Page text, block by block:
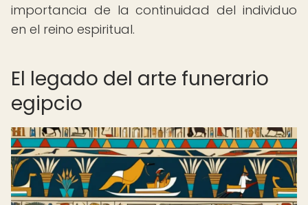
importancia de la continuidad del individuo
en el reino espiritual.
El legado del arte funerario
egipcio